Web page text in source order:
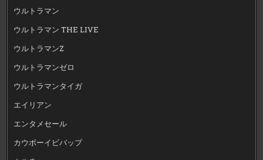
ウルトラマン
ウルトラマン THE LIVE
ウルトラマンZ
ウルトラマンゼロ
ウルトラマンタイガ
エイリアン
エンタメセール
カウボーイビバップ